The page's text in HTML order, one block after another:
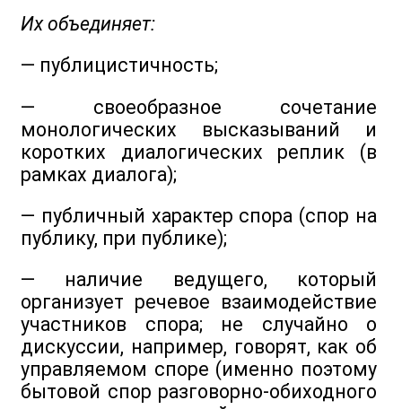
Их объединяет:
— публицистичность;
— своеобразное сочетание
монологических высказываний и
коротких диалогических реплик (в
рамках диалога);
— публичный характер спора (спор на
публику, при публике);
— наличие ведущего, который
организует речевое взаимодействие
участников спора; не случайно о
дискуссии, например, говорят, как об
управляемом споре (именно поэтому
бытовой спор разговорно-обиходного